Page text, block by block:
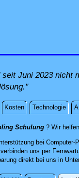
seit Juni 2023
Kosten Technologie
Schulung? Wir
bei
uns per
direkt bei uns in